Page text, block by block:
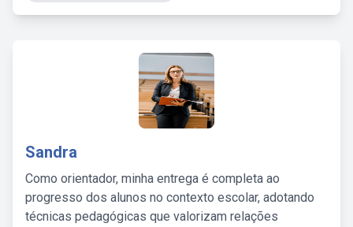
Sandra
Como orientador, minha entrega é completa ao
progresso dos alunos no contexto escolar, adotando
técnicas pedagógicas que valorizam relações